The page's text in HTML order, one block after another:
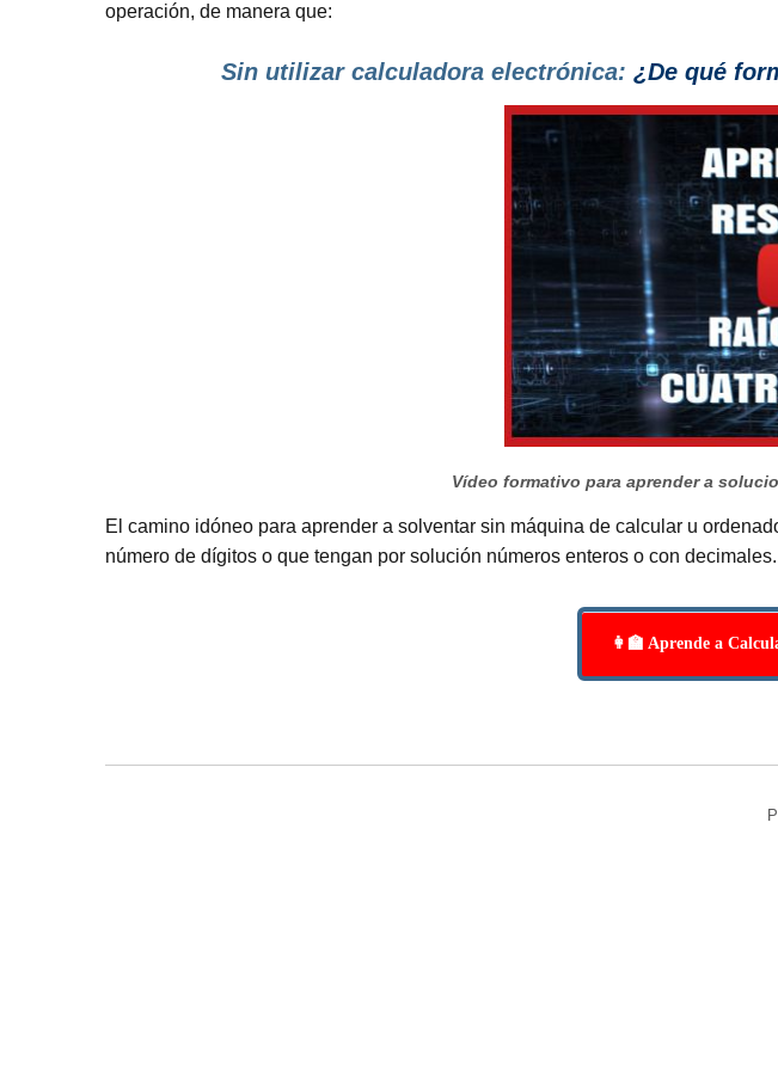
operación, de manera que:
Sin utilizar calculadora electrónica: ¿De qué
Vídeo formativo para aprender a
El camino idóneo para aprender a solventar sin máquina de calcular u
número de dígitos o que tengan por solución números enteros o con decimales.
👩‍🏫 Aprende a